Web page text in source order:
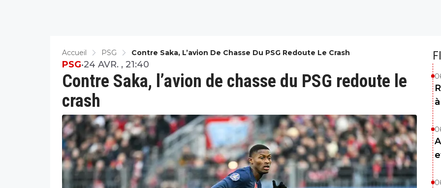
Accueil PSG Contre Saka, L’avion De Chasse Du PSG Redoute Le Crash
Contre Saka, l’avion de chasse du PSG redoute le
crash
PSG•24 AVR. , 21:40